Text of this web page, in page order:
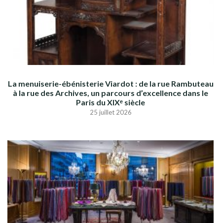
La menuiserie-ébénisterie Viardot : de la rue Rambuteau
à la rue des Archives, un parcours d’excellence dans le
Paris du XIXᵉ siècle
25 juillet 2026